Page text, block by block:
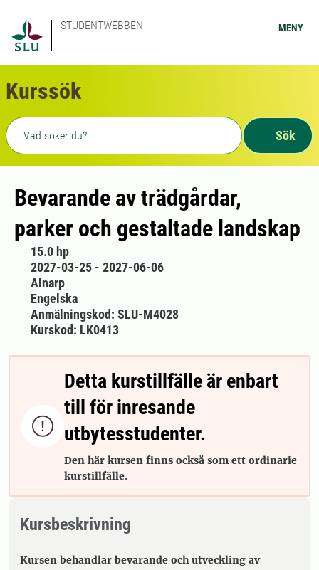
STUDENTWEBBEN MENY
Kurssök
Fritext sökning
Sök
Bevarande av trädgårdar,
parker och gestaltade landskap
15.0 hp
2027-03-25 - 2027-06-06
Alnarp
Engelska
Anmälningskod: SLU-M4028
Kurskod: LK0413

Detta kurstillfälle är enbart
till för inresande
utbytesstudenter.
Den här kursen finns också som ett ordinarie
kurstillfälle.
Kursbeskrivning
Kursen behandlar bevarande och utveckling av